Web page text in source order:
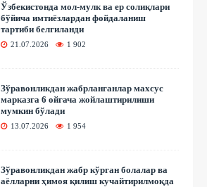
Ўзбекистонда мол-мулк ва ер солиқлари
бўйича имтиёзлардан фойдаланиш
тартиби белгиланди
21.07.2026 1 902
Зўравонликдан жабрланганлар махсус
марказга 6 ойгача жойлаштирилиши
мумкин бўлади
13.07.2026 1 954
Зўравонликдан жабр кўрган болалар ва
аёлларни ҳимоя қилиш кучайтирилмоқда